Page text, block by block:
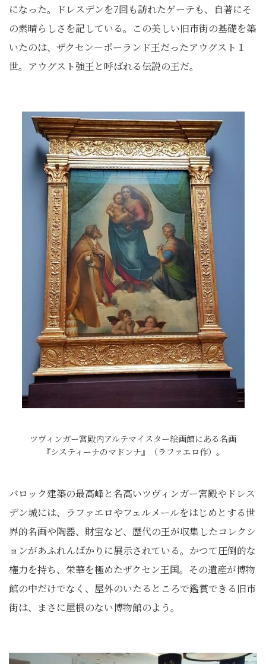
になった。ドレスデンを7回も訪れたゲーテも、自著にそ
の素晴らしさを記している。この美しい旧市街の基礎を築
いたのは、ザクセン－ポーランド王だったアウグスト１
世。アウグスト強王と呼ばれる伝説の王だ。
ツヴィンガー宮殿内アルテマイスター絵画館にある名画
『システィーナのマドンナ』（ラファエロ作）。
バロック建築の最高峰と名高いツヴィンガー宮殿やドレス
デン城には、ラファエロやフェルメールをはじめとする世
界的名画や陶器、財宝など、歴代の王が収集したコレクシ
ョンがあふれんばかりに展示されている。かつて圧倒的な
権力を持ち、栄華を極めたザクセン王国。その遺産が博物
館の中だけでなく、屋外のいたるところで鑑賞できる旧市
街は、まさに屋根のない博物館のよう。